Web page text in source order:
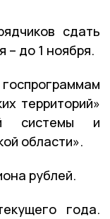
сдать
– до 1 ноября.
территорий»
системы и
области».
рублей.
года.